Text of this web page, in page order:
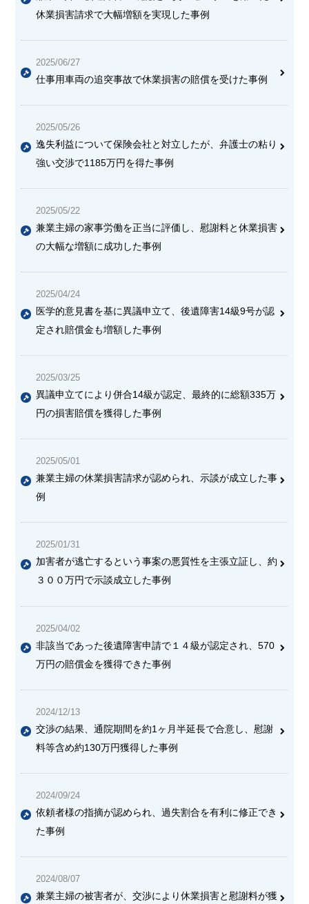
休業損害請求で大幅増額を実現した事例
2025/06/27
仕事用車両の追突事故で休業損害の賠償を受けた事例
2025/05/26
逸失利益について保険会社と対立したが、弁護士の粘り
強い交渉で1185万円を得た事例
2025/05/22
兼業主婦の家事労働を正当に評価し、慰謝料と休業損害
の大幅な増額に成功した事例
2025/04/24
医学的意見書を基に異議申立て、後遺障害14級9号が認
定され賠償金も増額した事例
2025/03/25
異議申立てにより併合14級が認定、最終的に総額335万
円の損害賠償を獲得した事例
2025/05/01
兼業主婦の休業損害請求が認められ、示談が成立した事
例
2025/01/31
加害者が逃亡するという事案の悪質性を主張立証し、約
３００万円で示談成立した事例
2025/04/02
非該当であった後遺障害申請で１４級が認定され、570
万円の賠償金を獲得できた事例
2024/12/13
交渉の結果、通院期間を約1ヶ月半延長で合意し、慰謝
料等含め約130万円獲得した事例
2024/09/24
依頼者様の指摘が認められ、過失割合を有利に修正でき
た事例
2024/08/07
兼業主婦の被害者が、交渉により休業損害と慰謝料が獲